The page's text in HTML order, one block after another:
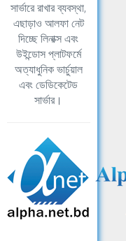
সার্ভারে রাখার ব্যবস্থা,
এছাড়াও আলফা নেট
দিচ্ছে লিনাক্স এবং
উইন্ডোস প্লাটফর্মে
অত্যাধুনিক ভার্চুয়াল
এবং ডেডিকেটেড
সার্ভার।